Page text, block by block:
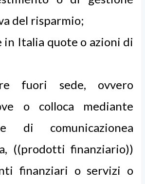
del risparmio;
in Italia quote o azioni di
fuori sede, ovvero
o colloca mediante
di comunicazionea
((prodotti finanziario))
finanziari o servizi o